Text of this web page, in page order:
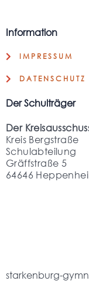
Information
IMPRESSUM
DATENSCHUTZ
Der Schulträger
Der
Kreis Bergstraße
Schulabteilung
Gräffstraße 5
64646
starkenburg-